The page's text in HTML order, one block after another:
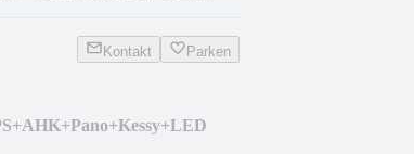
Kontakt Parken